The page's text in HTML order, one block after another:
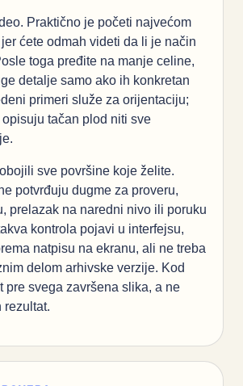
Praktično je početi najvećom
ćete odmah videti da li je način
toga pređite na manje celine,
detalje samo ako ih konkretan
primeri služe za orijentaciju;
tačan plod niti sve
sve površine koje želite.
potvrđuju dugme za proveru,
prelazak na naredni nivo ili poruku
kontrola pojavi u interfejsu,
natpisu na ekranu, ali ne treba
delom arhivske verzije. Kod
pre svega završena slika, a ne
rezultat.